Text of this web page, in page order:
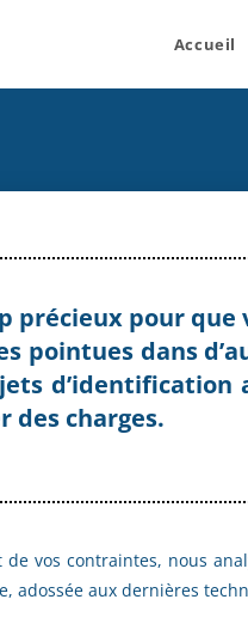
Accueil
précieux pour que
pointues dans
d’identification
des charges.
de vos contraintes, nous
adossée aux dernières